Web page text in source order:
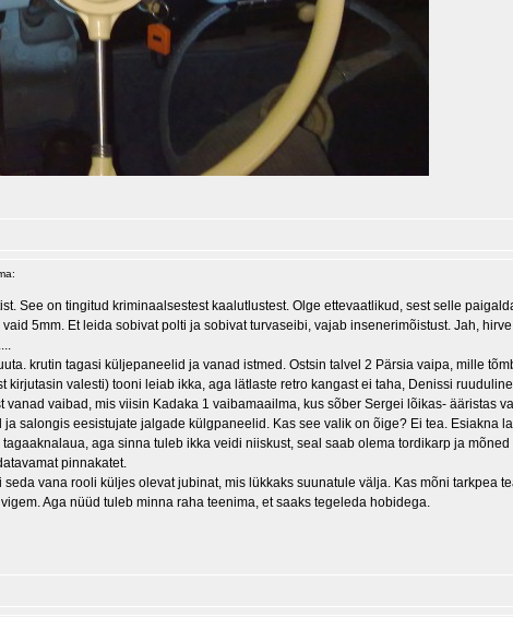
See on tingitud kriminaalsestest kaalutlustest. Olge ettevaatlikud, sest selle
5mm. Et leida sobivat polti ja sobivat turvaseibi, vajab insenerimõistust. Jah,
krutin tagasi küljepaneelid ja vanad istmed. Ostsin talvel 2 Pärsia vaipa, mille
kirjutasin valesti) tooni leiab ikka, aga lätlaste retro kangast ei taha, Denissi
vanad vaibad, mis viisin Kadaka 1 vaibamaailma, kus sõber Sergei lõikas- ääristas
salongis eesistujate jalgade külgpaneelid. Kas see valik on õige? Ei tea. Esiakna
aga sinna tuleb ikka veidi niiskust, seal saab olema tordikarp ja
pinnakatet.
vana rooli küljes olevat jubinat, mis lükkaks suunatule välja. Kas mõni tarkpea
Aga nüüd tuleb minna raha teenima, et saaks tegeleda hobidega.